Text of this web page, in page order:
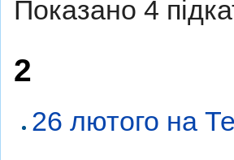
Показано 4
2
26 лютого на